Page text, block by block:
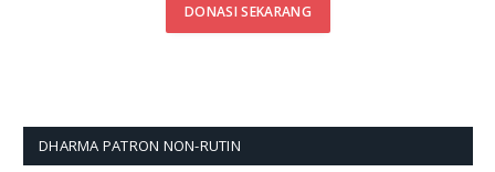
DONASI SEKARANG
DHARMA PATRON NON-RUTIN